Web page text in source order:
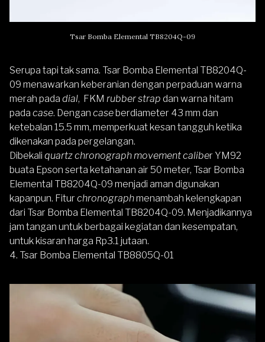
Tsar Bomba Elemental TB8204Q-09
Serupa tapi tak sama. Tsar Bomba Elemental TB8204Q-
09 menawarkan keberanian dengan perpaduan warna
merah pada dial, FKM rubber strap dan warna hitam
pada case. Dengan case berdiameter 43 mm dan
ketebalan 15.5 mm, memperkuat kesan tangguh ketika
dikenakan pada pergelangan.
Dibekali quartz chronograph movement caliber YM92
buata Epson serta ketahanan air 50 meter, Tsar Bomba
Elemental TB8204Q-09 menjadi aman digunakan
kapanpun. Fitur chronographmenambah kelengkapan
dari Tsar Bomba Elemental TB8204Q-09. Menjadikannya
jam tangan untuk berbagai kegiatan dan kesempatan,
untuk kisaran harga Rp3.1 jutaan.
4. Tsar Bomba Elemental TB8805Q-01